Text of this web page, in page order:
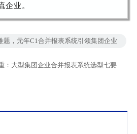
企业。
题，元年C1合并报表系统引领集团企业
：大型集团企业合并报表系统选型七要